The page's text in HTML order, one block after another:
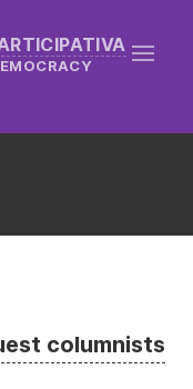
columnists